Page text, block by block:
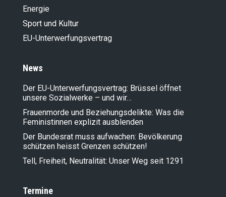
Energie
Sport und Kultur
EU-Unterwerfungsvertrag
News
Der EU-Unterwerfungsvertrag: Brüssel öffnet
unsere Sozialwerke – und wir…
Frauenmorde und Beziehungsdelikte: Was die
Feministinnen explizit ausblenden
Der Bundesrat muss aufwachen: Bevölkerung
schützen heisst Grenzen schützen!
Tell, Freiheit, Neutralität: Unser Weg seit 1291
Termine